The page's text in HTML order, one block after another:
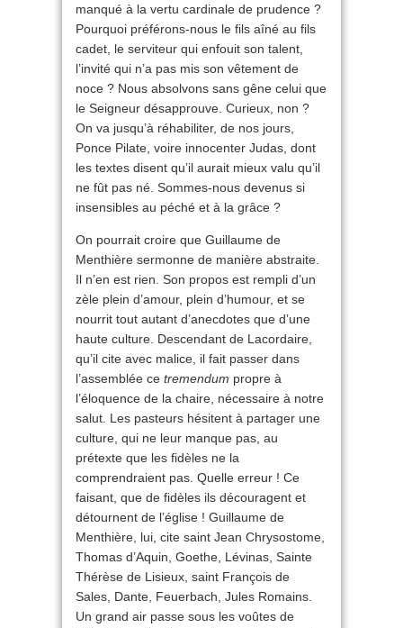
manqué à la vertu cardinale de prudence ?
Pourquoi préférons-nous le fils aîné au fils
cadet, le serviteur qui enfouit son talent,
l’invité qui n’a pas mis son vêtement de
noce ? Nous absolvons sans gêne celui que
le Seigneur désapprouve. Curieux, non ?
On va jusqu’à réhabiliter, de nos jours,
Ponce Pilate, voire innocenter Judas, dont
les textes disent qu’il aurait mieux valu qu’il
ne fût pas né. Sommes-nous devenus si
insensibles au péché et à la grâce ?
On pourrait croire que Guillaume de
Menthière sermonne de manière abstraite.
Il n’en est rien. Son propos est rempli d’un
zèle plein d’amour, plein d’humour, et se
nourrit tout autant d’anecdotes que d’une
haute culture. Descendant de Lacordaire,
qu’il cite avec malice, il fait passer dans
l’assemblée ce tremendum propre à
l’éloquence de la chaire, nécessaire à notre
salut. Les pasteurs hésitent à partager une
culture, qui ne leur manque pas, au
prétexte que les fidèles ne la
comprendraient pas. Quelle erreur ! Ce
faisant, que de fidèles ils découragent et
détournent de l’église ! Guillaume de
Menthière, lui, cite saint Jean Chrysostome,
Thomas d’Aquin, Goethe, Lévinas, Sainte
Thérèse de Lisieux, saint François de
Sales, Dante, Feuerbach, Jules Romains.
Un grand air passe sous les voûtes de